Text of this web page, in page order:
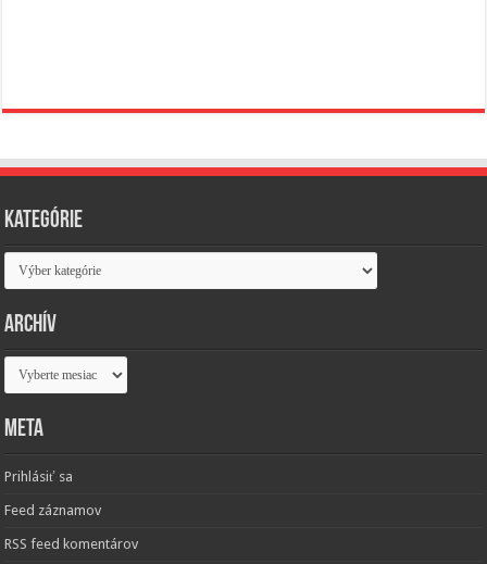
Kategórie
Kategórie
Archív
Archív
Meta
Prihlásiť sa
Feed záznamov
RSS feed komentárov